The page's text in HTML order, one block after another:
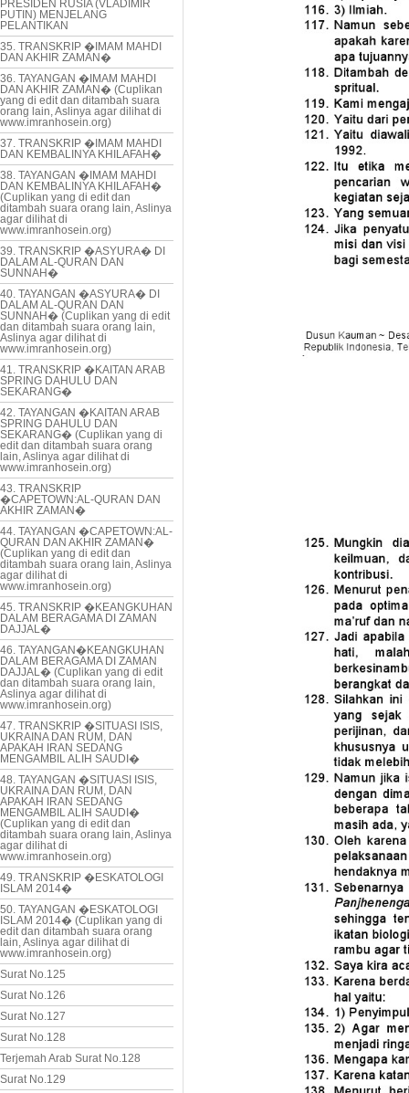
PRESIDEN RUSIA (VLADIMIR
PUTIN) MENJELANG
PELANTIKAN
35. TRANSKRIP �IMAM MAHDI
DAN AKHIR ZAMAN�
36. TAYANGAN �IMAM MAHDI
DAN AKHIR ZAMAN� (Cuplikan
yang di edit dan ditambah suara
orang lain, Aslinya agar dilihat di
www.imranhosein.org)
37. TRANSKRIP �IMAM MAHDI
DAN KEMBALINYA KHILAFAH�
38. TAYANGAN �IMAM MAHDI
DAN KEMBALINYA KHILAFAH�
(Cuplikan yang di edit dan
ditambah suara orang lain, Aslinya
agar dilihat di
www.imranhosein.org)
39. TRANSKRIP �ASYURA� DI
DALAM AL-QURAN DAN
SUNNAH�
40. TAYANGAN �ASYURA� DI
DALAM AL-QURAN DAN
SUNNAH� (Cuplikan yang di edit
dan ditambah suara orang lain,
Aslinya agar dilihat di
www.imranhosein.org)
41. TRANSKRIP �KAITAN ARAB
SPRING DAHULU DAN
SEKARANG�
42. TAYANGAN �KAITAN ARAB
SPRING DAHULU DAN
SEKARANG� (Cuplikan yang di
edit dan ditambah suara orang
lain, Aslinya agar dilihat di
www.imranhosein.org)
43. TRANSKRIP
�CAPETOWN:AL-QURAN DAN
AKHIR ZAMAN�
44. TAYANGAN �CAPETOWN:AL-
QURAN DAN AKHIR ZAMAN�
(Cuplikan yang di edit dan
ditambah suara orang lain, Aslinya
agar dilihat di
www.imranhosein.org)
45. TRANSKRIP �KEANGKUHAN
DALAM BERAGAMA DI ZAMAN
DAJJAL�
46. TAYANGAN�KEANGKUHAN
DALAM BERAGAMA DI ZAMAN
DAJJAL� (Cuplikan yang di edit
dan ditambah suara orang lain,
Aslinya agar dilihat di
www.imranhosein.org)
47. TRANSKRIP �SITUASI ISIS,
UKRAINA DAN RUM, DAN
APAKAH IRAN SEDANG
MENGAMBIL ALIH SAUDI�
48. TAYANGAN �SITUASI ISIS,
UKRAINA DAN RUM, DAN
APAKAH IRAN SEDANG
MENGAMBIL ALIH SAUDI�
(Cuplikan yang di edit dan
ditambah suara orang lain, Aslinya
agar dilihat di
www.imranhosein.org)
49. TRANSKRIP �ESKATOLOGI
ISLAM 2014�
50. TAYANGAN �ESKATOLOGI
ISLAM 2014� (Cuplikan yang di
edit dan ditambah suara orang
lain, Aslinya agar dilihat di
www.imranhosein.org)
Surat No.125
Surat No.126
Surat No.127
Surat No.128
Terjemah Arab Surat No.128
Surat No.129